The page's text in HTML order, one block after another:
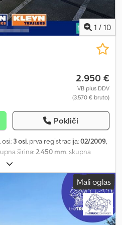
1 / 10
2.950 €
VB plus DDV
(3.570 € bruto)
Pokliči
3 osi, prva registracija:02/2009,
širina:2.450 mm, skupna
, barva:
Options and Equipment = - EBS =
weight: 6,195 kg, Gross
Full chassis, Chassis material:
type: Full air suspension,
type: SAF = Further Information =
Mali oglas